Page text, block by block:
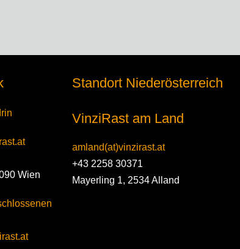
Wien
Standort Niederösterreich
VinziRast am Land
amland(at)vinzirast.at
+43 2258 30371
Mayerling 1, 2534 Alland